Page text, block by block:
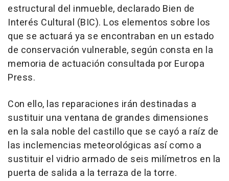
estructural del inmueble, declarado Bien de
Interés Cultural (BIC). Los elementos sobre los
que se actuará ya se encontraban en un estado
de conservación vulnerable, según consta en la
memoria de actuación consultada por Europa
Press.
Con ello, las reparaciones irán destinadas a
sustituir una ventana de grandes dimensiones
en la sala noble del castillo que se cayó a raíz de
las inclemencias meteorológicas así como a
sustituir el vidrio armado de seis milímetros en la
puerta de salida a la terraza de la torre.